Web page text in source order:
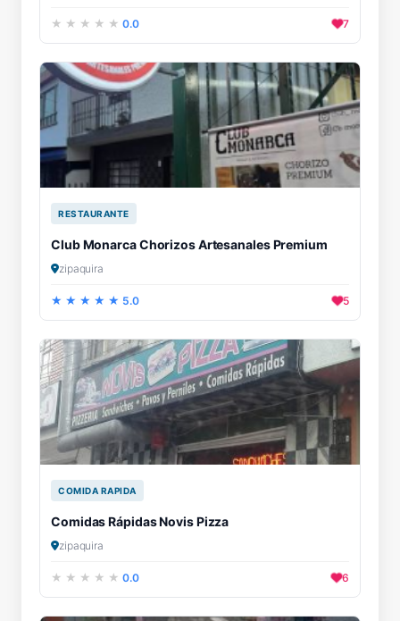
0.0 7
RESTAURANTE
Club Monarca Chorizos Artesanales Premium
zipaquira
5.0 5
COMIDA RAPIDA
Comidas Rápidas Novis Pizza
zipaquira
0.0 6